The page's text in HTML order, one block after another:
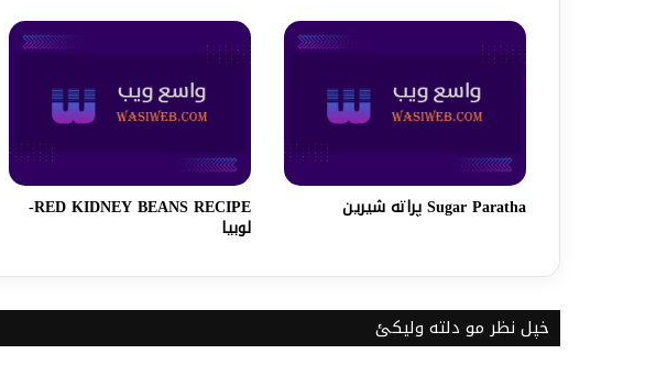
Sugar Paratha پراته شیرین RED KIDNEY BEANS RECIPE-
لوبیا
خپل نظر مو دلته ولیکئ